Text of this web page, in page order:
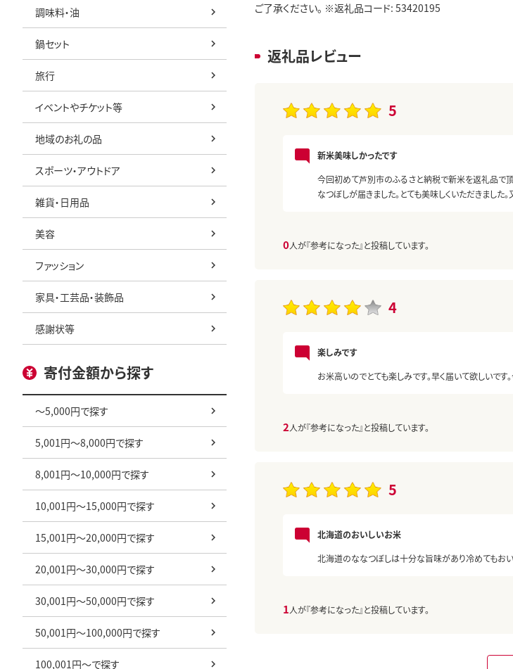
調味料・油
鍋セット
旅行
イベントやチケット等
地域のお礼の品
スポーツ・アウトドア
雑貨・日用品
美容
ファッション
家具・工芸品・装飾品
感謝状等
寄付金額から探す
～5,000円で探す
5,001円～8,000円で探す
8,001円～10,000円で探す
10,001円～15,000円で探す
15,001円～20,000円で探す
20,001円～30,000円で探す
30,001円～50,000円で探す
50,001円～100,000円で探す
100,001円～で探す
ご了承ください。 ※返礼品コード: 53420195
返礼品レビュー
5
新米美味しかったです
今回初めて芦別市のふるさと納税で新米を返礼品で
なつぼしが届きました。とても美味しくいただきました
0人が『参考になった』と投稿しています。
4
楽しみです
お米高いのでとても楽しみです。早く届いて欲しいです
2人が『参考になった』と投稿しています。
5
北海道のおいしいお米
北海道のななつぼしは十分な旨味があり冷めてもお
1人が『参考になった』と投稿しています。